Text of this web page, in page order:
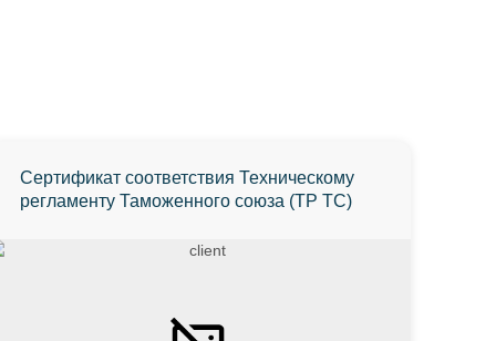
Сертификат соответствия Техническому
регламенту Таможенного союза (ТР ТС)